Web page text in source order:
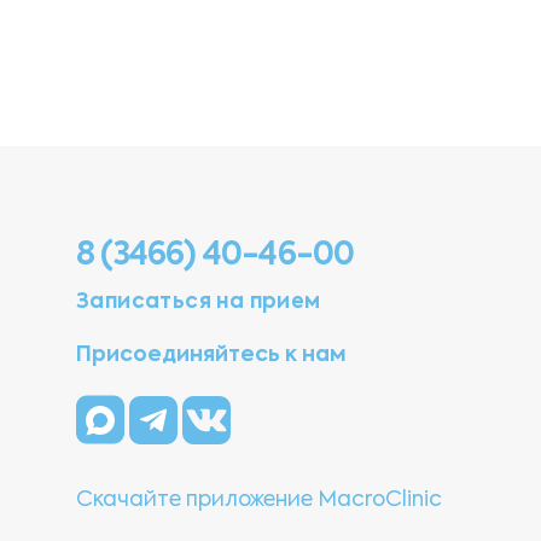
8 (3466) 40-46-00
Записаться на прием
Присоединяйтесь к нам
Скачайте приложение MacroClinic